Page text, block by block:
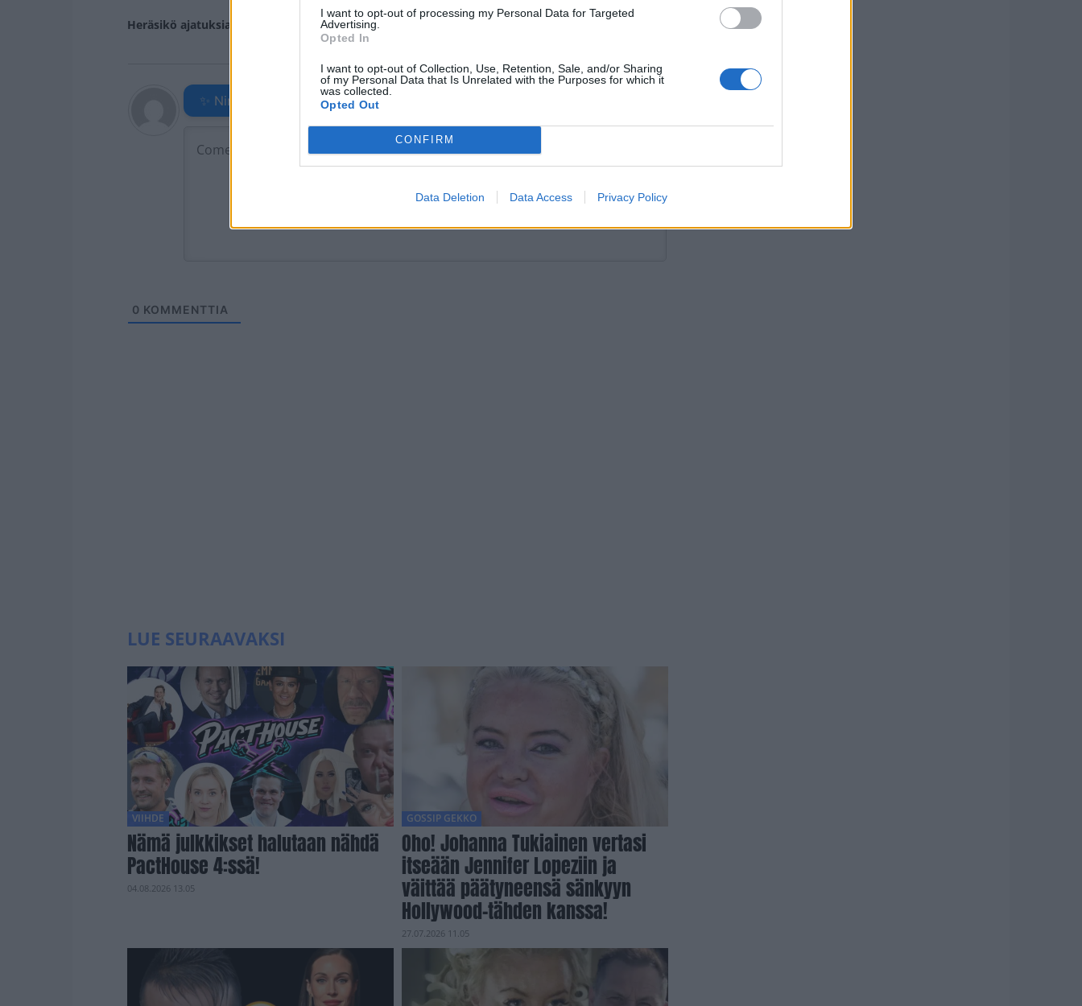
I want to opt-out of processing my Personal Data for Targeted
Advertising.
Opted In
I want to opt-out of Collection, Use, Retention, Sale, and/or Sharing
of my Personal Data that Is Unrelated with the Purposes for which it
was collected.
Opted Out
CONFIRM
Data Deletion Data Access Privacy Policy
Heräsikö ajatuksia? Kerro mielipiteesi.Tutustu kuitenkin sääntöihin
✨ Nimikone
0 KOMMENTTIA
LUE SEURAAVAKSI
VIIHDE
Nämä julkkikset halutaan nähdä
PactHouse 4:ssä!
04.08.2026 13.05
GOSSIP GEKKO
Oho! Johanna Tukiainen vertasi
itseään Jennifer Lopeziin ja
väittää päätyneensä sänkyyn
Hollywood-tähden kanssa!
27.07.2026 11.05